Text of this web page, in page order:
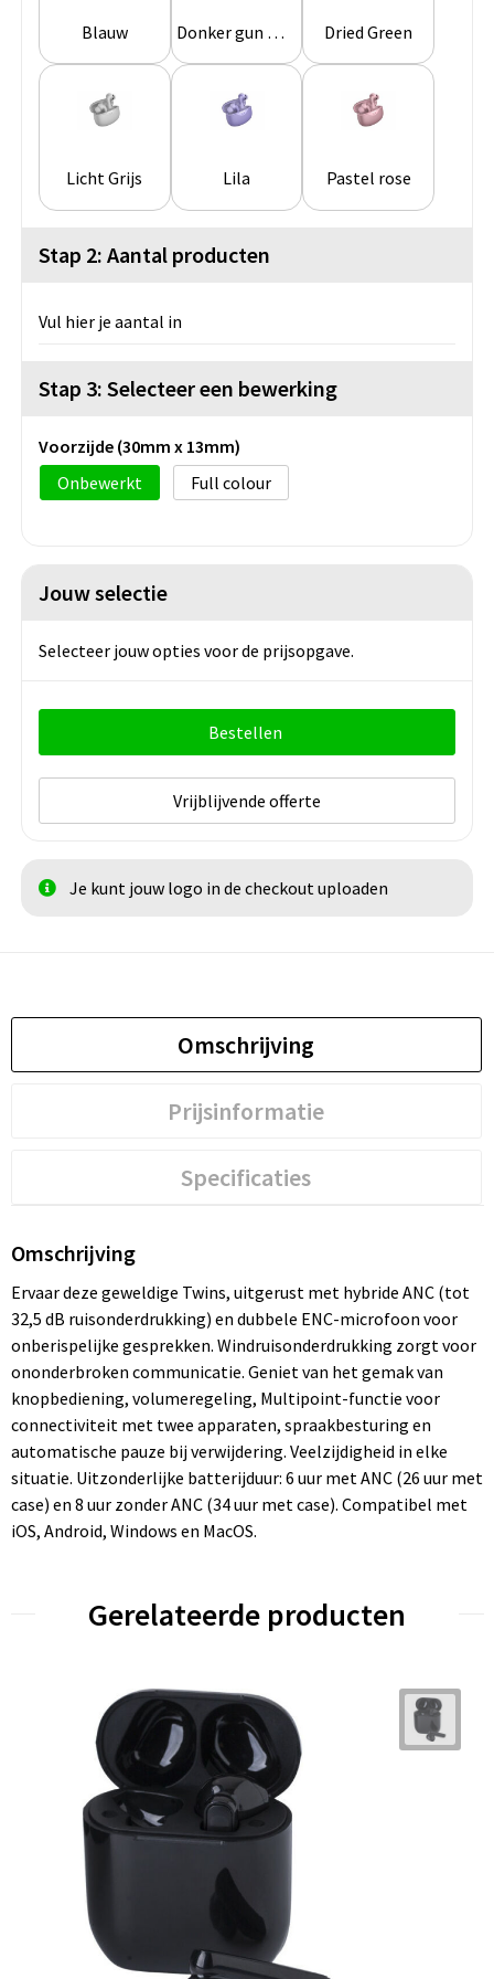
Blauw Donker gun metal Dried Green
Licht Grijs Lila Pastel rose
Stap 2: Aantal producten
Vul hier je aantal in
Stap 3: Selecteer een bewerking
Voorzijde (30mm x 13mm)
Onbewerkt
Full colour
Jouw selectie
Selecteer jouw opties voor de prijsopgave.
Bestellen
Vrijblijvende offerte
Je kunt jouw logo in de checkout uploaden
Omschrijving
Prijsinformatie
Specificaties
Omschrijving
Ervaar deze geweldige Twins, uitgerust met hybride ANC (tot
32,5 dB ruisonderdrukking) en dubbele ENC-microfoon voor
onberispelijke gesprekken. Windruisonderdrukking zorgt voor
ononderbroken communicatie. Geniet van het gemak van
knopbediening, volumeregeling, Multipoint-functie voor
connectiviteit met twee apparaten, spraakbesturing en
automatische pauze bij verwijdering. Veelzijdigheid in elke
situatie. Uitzonderlijke batterijduur: 6 uur met ANC (26 uur met
case) en 8 uur zonder ANC (34 uur met case). Compatibel met
iOS, Android, Windows en MacOS.
Gerelateerde producten